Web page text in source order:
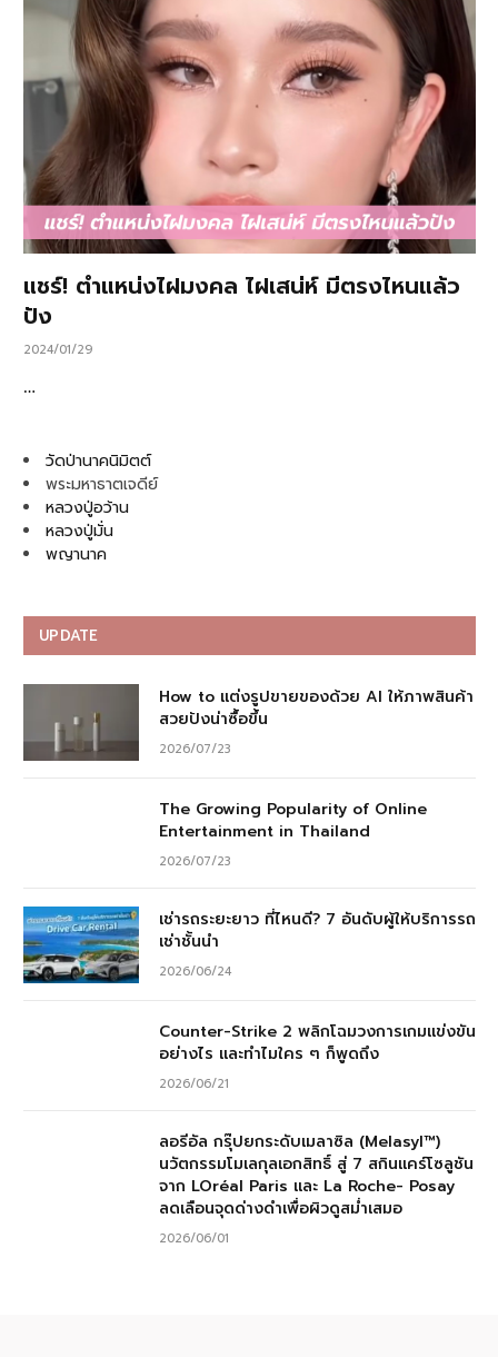
แชร์! ตำแหน่งไฝมงคล ไฝเสน่ห์ มีตรงไหนแล้ว
ปัง
2024/01/29
…
วัดป่านาคนิมิตต์
พระมหาธาตเจดีย์
หลวงปู่อว้าน
หลวงปู่มั่น
พญานาค
UPDATE
How to แต่งรูปขายของด้วย AI ให้ภาพสินค้า
สวยปังน่าซื้อขึ้น
2026/07/23
The Growing Popularity of Online
Entertainment in Thailand
2026/07/23
เช่ารถระยะยาว ที่ไหนดี? 7 อันดับผู้ให้บริการรถ
เช่าชั้นนำ
2026/06/24
Counter-Strike 2 พลิกโฉมวงการเกมแข่งขัน
อย่างไร และทำไมใคร ๆ ก็พูดถึง
2026/06/21
ลอรีอัล กรุ๊ปยกระดับเมลาซิล (Melasyl™)
นวัตกรรมโมเลกุลเอกสิทธิ์ สู่ 7 สกินแคร์โซลูชัน
จาก LOréal Paris และ La Roche- Posay
ลดเลือนจุดด่างดำเพื่อผิวดูสม่ำเสมอ
2026/06/01